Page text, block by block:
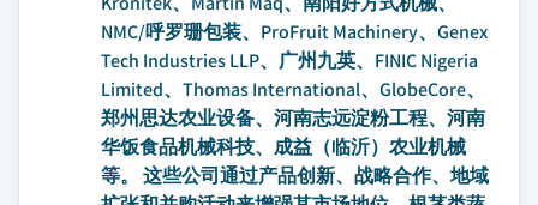
NMC/呼罗珊包装、ProFruit Machinery、Genex
Tech Industries LLP、广州九英、FINIC Nigeria
Limited、Thomas International、GlobeCore、
郑州思达农业设备、河南志远淀粉工程、河南
华饭食品机械科技、成益（临沂）农业机械
等。 这些公司通过产品创新、战略合作、地域